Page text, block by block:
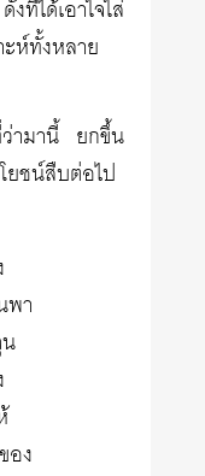
ด้เอาใจใส่
ะห์ทั้งหลาย
ว่ามานี้ ยกขึ้น
ยชน์สืบต่อไป
า
ง